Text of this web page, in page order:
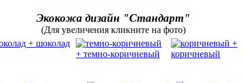
Экокожа дизайн "Стандарт"
(Для увеличения кликните на фото)